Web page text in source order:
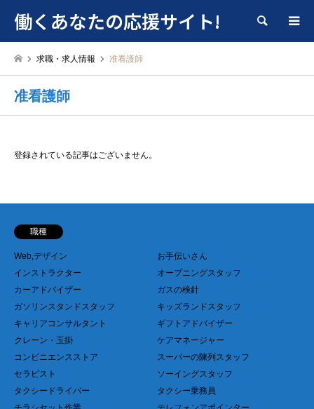
働くあなたの応援サイト! 検索
求職・求人情報 准看護師
准看護師
登録されている記事はございません。
職種
Web,デザイン
お手伝いさん
インストラクター
オープニングスタッフ
カーアドバイザー
ガスの検針
ガソリンスタンドスタッフ
キッズランドスタッフ
キャリアコンサルタント
ギフトアドバイザー
クレーン・玉掛
ケアマネージャー
コンビニエンスストア
スーパーの陳列スタッフ
セラピスト
ソーイングスタッフ
タクシードライバー
タクシー乗務員